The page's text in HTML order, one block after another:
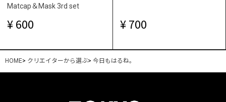
Matcap＆Mask 3rd set
600 700
HOME> クリエイターから選ぶ> 今日もはるね。